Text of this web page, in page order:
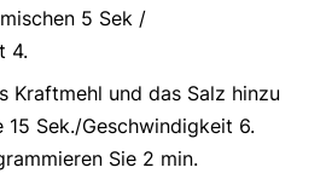
5 Sek /
4.
Kraftmehl und das Salz hinzu
15 Sek./Geschwindigkeit 6.
Sie 2 min.